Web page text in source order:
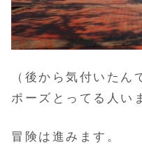
（後から気付いたん
ポーズとってる人い
冒険は進みます。